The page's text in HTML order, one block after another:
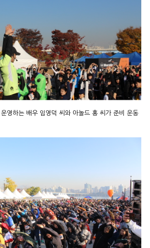
영하는 배우 임영덕 씨와 아놀드 홍 씨가 준비 운동